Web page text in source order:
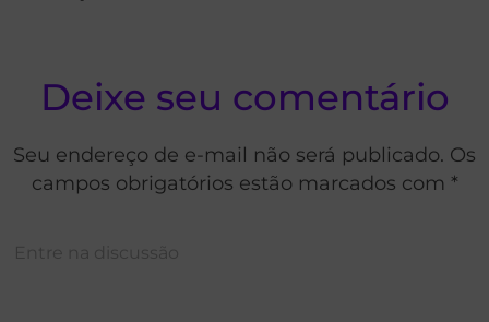
Deixe seu comentário
Seu endereço de e-mail não será publicado. Os
campos obrigatórios estão marcados com *